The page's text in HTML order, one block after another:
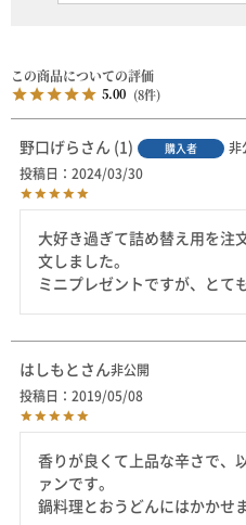
5.00 8
野口げら 1 購入者
非
投稿日
2024/03/30
大好き過ぎて詰め替え用を注
文しました。
ミニプレゼントですが、とて
はしもと
非公開
投稿日
2019/05/08
香りが良くて上品な辛さで、
ァンです。